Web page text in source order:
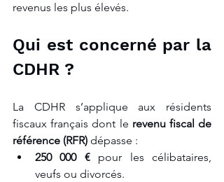
revenus les plus élevés.
Qui est concerné par la
CDHR ?
La CDHR s’applique aux résidents
fiscaux français dont le revenu fiscal de
référence (RFR) dépasse :
250 000 € pour les célibataires,
veufs ou divorcés.